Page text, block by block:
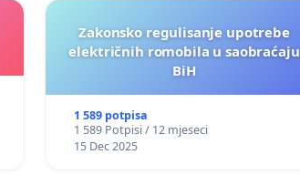
Zakonsko regulisanje upotrebe
električnih romobila u saobraćaju
BiH
1 589 potpisa
1 589 Potpisi / 12 mjeseci
15 Dec 2025